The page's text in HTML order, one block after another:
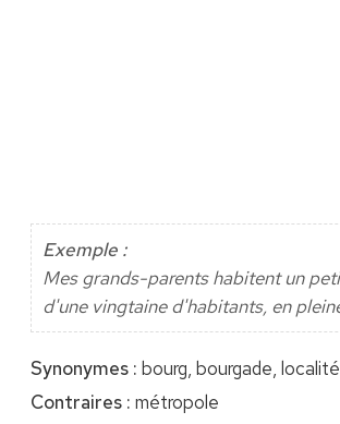
Exemple :
Mes grands-parents habitent un
d'une vingtaine d'habitants, en
Synonymes : bourg, bourgade,
Contraires : métropole